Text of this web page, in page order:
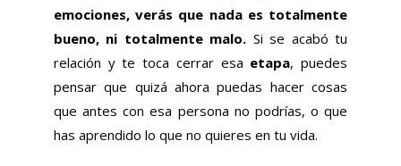
emociones, verás que nada es totalmente
bueno, ni totalmente malo. Si se acabó tu
relación y te toca cerrar esa etapa, puedes
pensar que quizá ahora puedas hacer cosas
que antes con esa persona no podrías, o que
has aprendido lo que no quieres en tu vida.